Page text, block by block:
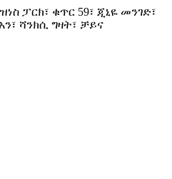
ፓርክ፣ ቁጥር 59፣ ጂኒዬ መንገድ፣
ሻንክሲ ግዛት፣ ቻይና